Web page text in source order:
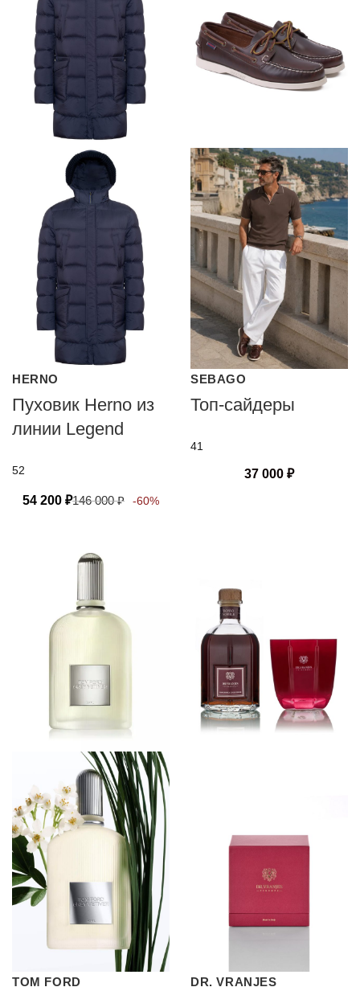
HERNO
Пуховик Herno из
линии Legend
52
54 200 ₽146 000₽ -60%
SEBAGO
Топ-сайдеры
41
37 000 ₽
TOM FORD DR. VRANJES